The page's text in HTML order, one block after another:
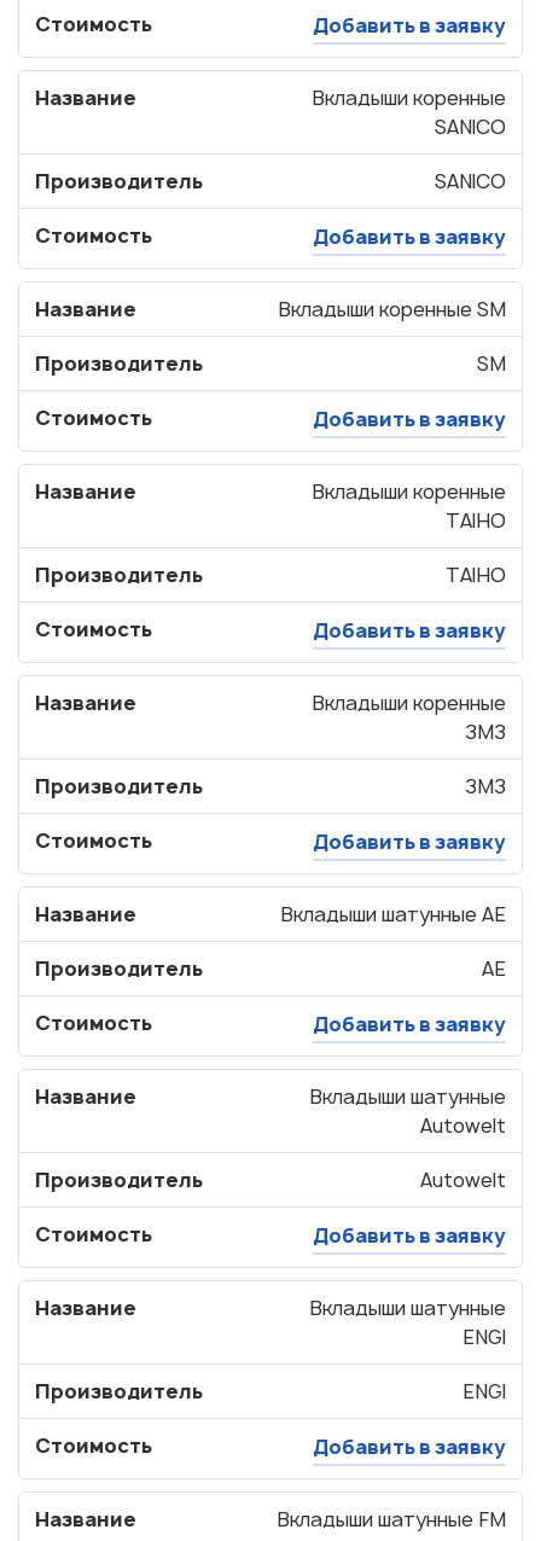
Узнать стоимость
запчастей
Стоимость Добавить в заявку
Название
Вкладыши коренные
SANICO
Производитель SANICO
Стоимость Добавить в заявку
Название Вкладыши коренные SM
Производитель SM
Стоимость Добавить в заявку
Название
Вкладыши коренные
TAIHO
Производитель TAIHO
Стоимость Добавить в заявку
Название
Вкладыши коренные
ЗМЗ
Производитель ЗМЗ
Стоимость Добавить в заявку
Название Вкладыши шатунные AE
Производитель AE
Стоимость Добавить в заявку
Название
Вкладыши шатунные
Autowelt
Производитель Autowelt
Стоимость Добавить в заявку
Название
Вкладыши шатунные
ENGI
Производитель ENGI
Стоимость Добавить в заявку
Название Вкладыши шатунные FM